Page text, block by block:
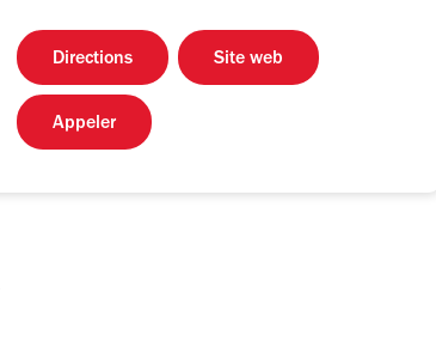
Directions Site web
Appeler